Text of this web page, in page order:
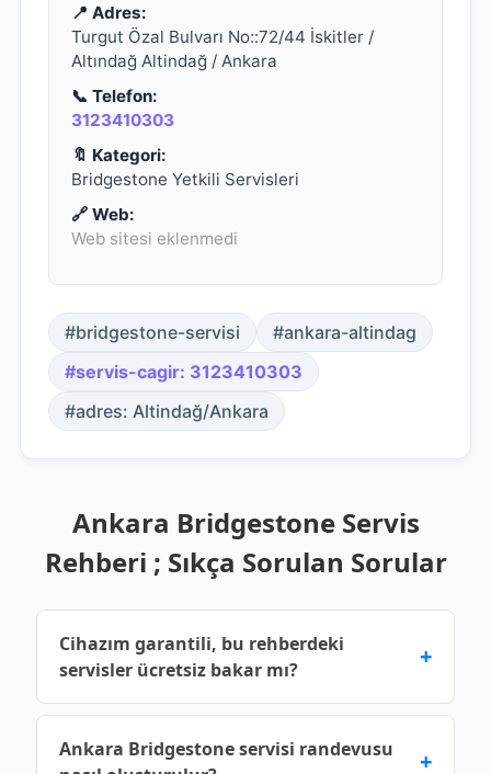
📍 Adres:
Turgut Özal Bulvarı No::72/44 İskitler /
Altındağ Altindağ / Ankara
📞 Telefon:
3123410303
🔖 Kategori:
Bridgestone Yetkili Servisleri
🔗 Web:
Web sitesi eklenmedi
#bridgestone-servisi
#ankara-altindag
#servis-cagir: 3123410303
#adres: Altindağ/Ankara
Ankara Bridgestone Servis
Rehberi ; Sıkça Sorulan Sorular
Cihazım garantili, bu rehberdeki
servisler ücretsiz bakar mı?
+
Üretici garantisi devam eden cihazlar için yetkili
servis noktalarına başvurmalısınız. Bu rehberde
Ankara Bridgestone servisi randevusu
+